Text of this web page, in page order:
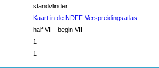
standvlinder
Kaart in de NDFF Verspreidingsatlas
half VI – begin VII
1
1